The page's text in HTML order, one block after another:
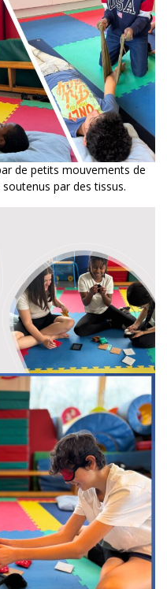
de petits mouvements de
par des tissus.